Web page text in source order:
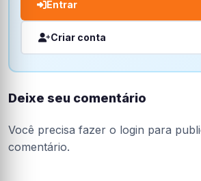
Entrar
Criar conta
Deixe seu comentário
Você precisa fazer o login para
comentário.